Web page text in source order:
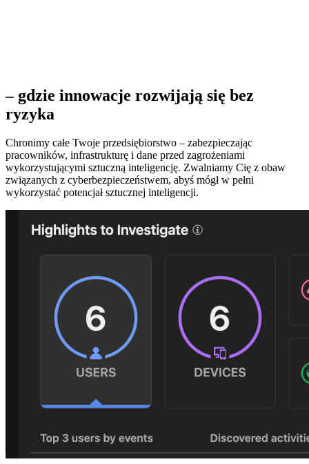
– gdzie innowacje rozwijają się bez
ryzyka
Chronimy całe Twoje przedsiębiorstwo – zabezpieczając
pracowników, infrastrukturę i dane przed zagrożeniami
wykorzystującymi sztuczną inteligencję. Zwalniamy Cię z obaw
związanych z cyberbezpieczeństwem, abyś mógł w pełni
wykorzystać potencjał sztucznej inteligencji.